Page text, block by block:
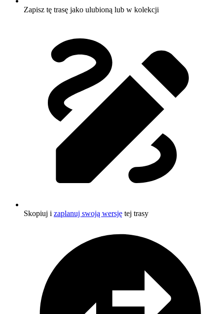
Zapisz tę trasę jako ulubioną lub w kolekcji
Skopiuj i zaplanuj swoją wersję tej trasy